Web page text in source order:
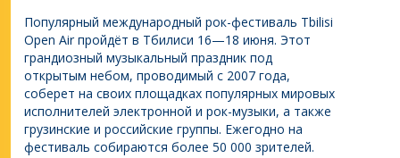
Популярный международный рок-фестиваль Tbilisi
Open Air пройдёт в Тбилиси 16—18 июня. Этот
грандиозный музыкальный праздник под
открытым небом, проводимый с 2007 года,
соберет на своих площадках популярных мировых
исполнителей электронной и рок-музыки, а также
грузинские и российские группы. Ежегодно на
фестиваль собираются более 50 000 зрителей.